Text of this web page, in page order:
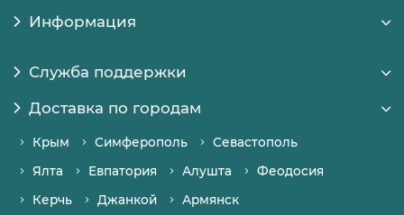
Информация
Служба поддержки
Доставка по городам
Крым Симферополь
Севастополь
Ялта
Евпатория Алушта
Феодосия
Керчь
Джанкой
Армянск